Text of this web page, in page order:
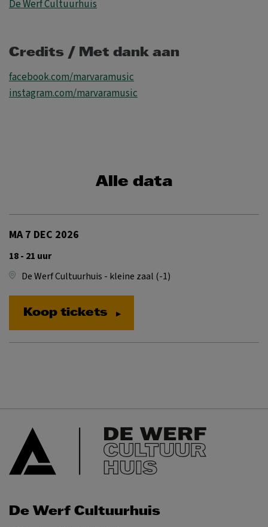
De Werf Cultuurhuis
Credits / Met dank aan
facebook.com/marvaramusic
instagram.com/marvaramusic
Alle data
MA 7 DEC 2026
18 - 21 uur
De Werf Cultuurhuis - kleine zaal (-1)
Koop tickets
De Werf Cultuurhuis